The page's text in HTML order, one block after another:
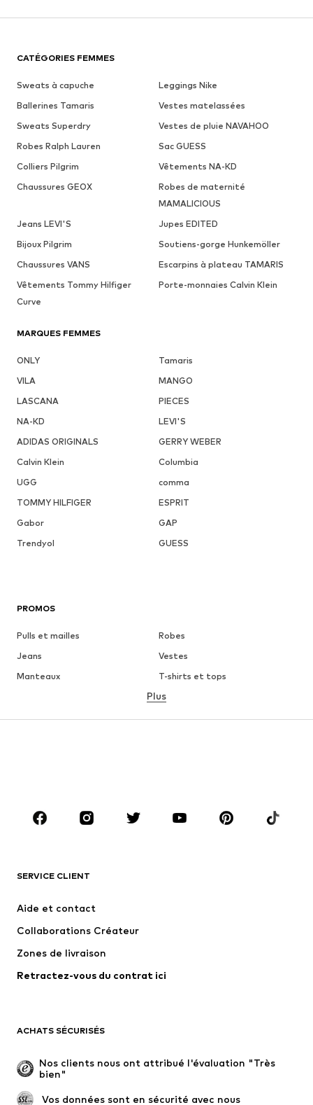
CATÉGORIES FEMMES
Sweats à capuche
Leggings Nike
Ballerines Tamaris
Vestes matelassées
Sweats Superdry
Vestes de pluie NAVAHOO
Robes Ralph Lauren
Sac GUESS
Colliers Pilgrim
Vêtements NA-KD
Chaussures GEOX
Robes de maternité
MAMALICIOUS
Jeans LEVI'S
Jupes EDITED
Bijoux Pilgrim
Soutiens-gorge Hunkemöller
Chaussures VANS
Escarpins à plateau TAMARIS
Vêtements Tommy Hilfiger
Curve
Porte-monnaies Calvin Klein
MARQUES FEMMES
ONLY
Tamaris
VILA
MANGO
LASCANA
PIECES
NA-KD
LEVI'S
ADIDAS ORIGINALS
GERRY WEBER
Calvin Klein
Columbia
UGG
comma
TOMMY HILFIGER
ESPRIT
Gabor
GAP
Trendyol
GUESS
PROMOS
Pulls et mailles
Robes
Jeans
Vestes
Manteaux
T-shirts et tops
Lingerie
Jupes
Blouses et tuniques
Accessoires
Premium
Nouveautés
Lingerie
Manteaux
Jupes
Occasions spéciales
Exclusif
Remise à neuf
Plus
SERVICE CLIENT
Aide et contact
Collaborations Créateur
Zones de livraison
Retractez-vous du contrat ici
ACHATS SÉCURISÉS
Nos clients nous ont attribué l'évaluation "Très
bien"
Vos données sont en sécurité avec nous